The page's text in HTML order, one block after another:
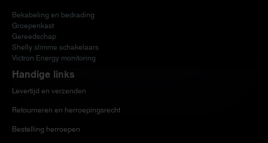
Bekabeling en bedrading
Groepenkast
Gereedschap
Shelly slimme schakelaars
Victron Energy monitoring
Handige links
Levertijd en verzenden
Retourneren en herroepingsrecht
Bestelling herroepen